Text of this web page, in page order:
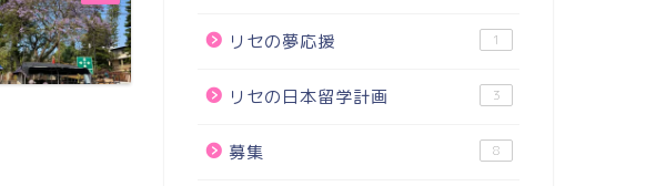
リセの夢応援 1
リセの日本留学計画 3
募集 8